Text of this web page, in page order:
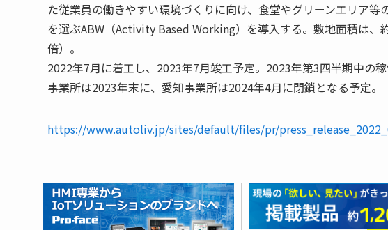
た従業員の働きやすい環境づくりに向け、食堂やグリーンエリア
を選ぶABW（Activity Based Working）を導入する。敷地面積は
倍）。
2022年7月に着工し、2023年7月竣工予定。2023年第3四半期中の
事業所は2023年末に、愛知事業所は2024年4月に閉鎖となる予定。
https://www.autoliv.jp/sites/default/files/pr/